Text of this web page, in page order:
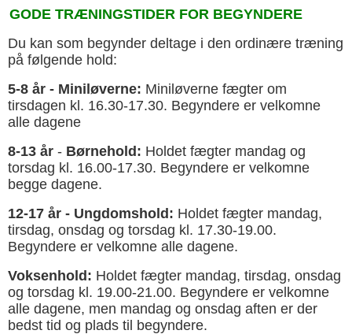
GODE TRÆNINGSTIDER FOR BEGYNDERE
Du kan som begynder deltage i den ordinære træning
på følgende hold:
5-8 år - Miniløverne: Miniløverne fægter om
tirsdagen kl. 16.30-17.30. Begyndere er velkomne
alle dagene
8-13 år - Børnehold: Holdet fægter mandag og
torsdag kl. 16.00-17.30. Begyndere er velkomne
begge dagene.
12-17 år - Ungdomshold: Holdet fægter mandag,
tirsdag, onsdag og torsdag kl. 17.30-19.00.
Begyndere er velkomne alle dagene.
Voksenhold: Holdet fægter mandag, tirsdag, onsdag
og torsdag kl. 19.00-21.00. Begyndere er velkomne
alle dagene, men mandag og onsdag aften er der
bedst tid og plads til begyndere.